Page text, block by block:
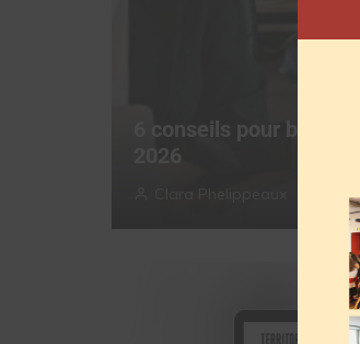
6 conseils pour
2026
28